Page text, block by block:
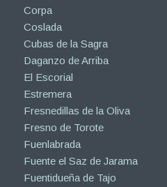
Corpa
Coslada
Cubas de la Sagra
Daganzo de Arriba
El Escorial
Estremera
Fresnedillas de la Oliva
Fresno de Torote
Fuenlabrada
Fuente el Saz de Jarama
Fuentidueña de Tajo